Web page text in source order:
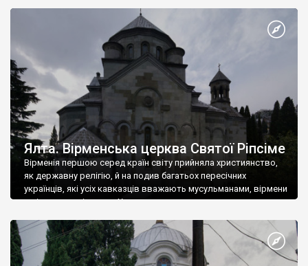
Херсонесі Володимир-язичник, став Василем-християнином.
А потім було Хрещення Русі. На честь Херсонесу Таврійського
Ялта. Вірменська церква Святої Ріпсіме
Вірменія першою серед країн світу прийняла християнство,
як державну релігію, й на подив багатьох пересічних
українців, які усіх кавказців вважають мусульманами, вірмени
є відданими вірянами Христа